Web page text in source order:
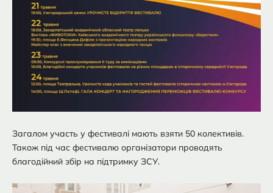
Загалом участь у фестивалі мають взяти 50 колективів.
Також під час фестивалю організатори проводять
благодійний збір на підтримку ЗСУ.